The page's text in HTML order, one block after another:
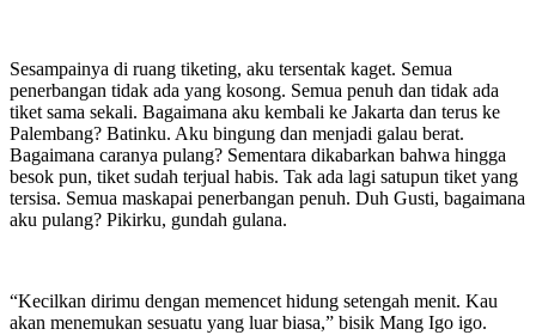
Sesampainya di ruang tiketing, aku tersentak kaget. Semua
penerbangan tidak ada yang kosong. Semua penuh dan tidak ada
tiket sama sekali. Bagaimana aku kembali ke Jakarta dan terus ke
Palembang? Batinku. Aku bingung dan menjadi galau berat.
Bagaimana caranya pulang? Sementara dikabarkan bahwa hingga
besok pun, tiket sudah terjual habis. Tak ada lagi satupun tiket yang
tersisa. Semua maskapai penerbangan penuh. Duh Gusti, bagaimana
aku pulang? Pikirku, gundah gulana.
“Kecilkan dirimu dengan memencet hidung setengah menit. Kau
akan menemukan sesuatu yang luar biasa,” bisik Mang Igo igo.